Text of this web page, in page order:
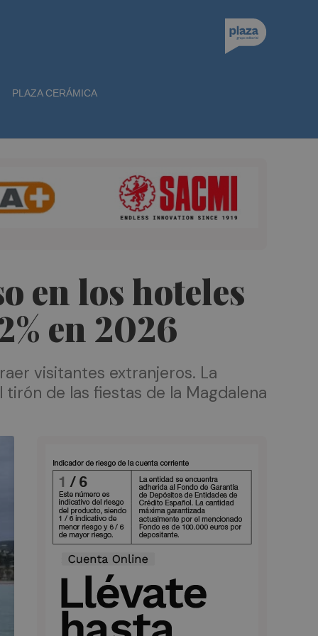
PLAZA CERÁMICA
en los hoteles
en 2026
visitantes extranjeros. La
de las fiestas de la Magdalena